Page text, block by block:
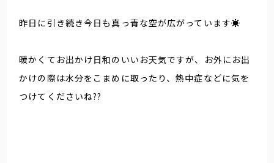
昨日に引き続き今日も真っ青な空が広がっています☀️
暖かくてお出かけ日和のいいお天気ですが、お外にお出
かけの際は水分をこまめに取ったり、熱中症などに気を
つけてくださいね??